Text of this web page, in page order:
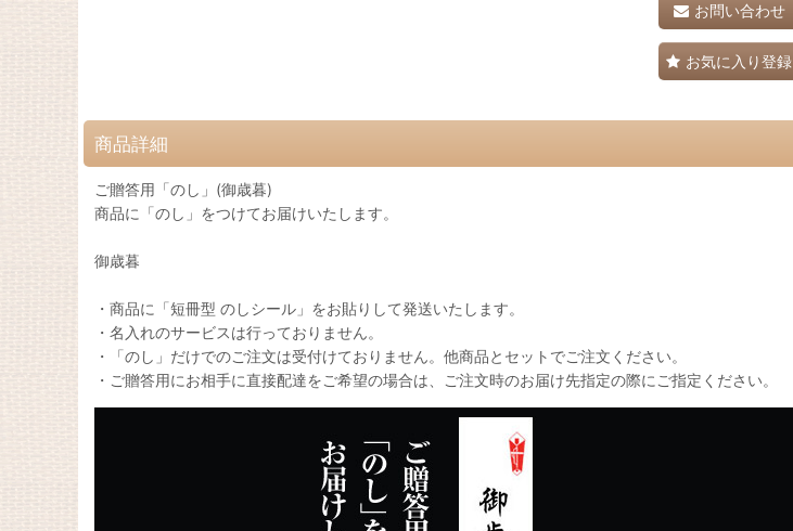
お問い合わせ
お気に入り登録
商品詳細
ご贈答用「のし」(御歳暮)
商品に「のし」をつけてお届けいたします。
御歳暮
・商品に「短冊型 のしシール」をお貼りして発送いたします。
・名入れのサービスは行っておりません。
・「のし」だけでのご注文は受付けておりません。他商品とセットでご注文ください。
・ご贈答用にお相手に直接配達をご希望の場合は、ご注文時のお届け先指定の際にご指定ください。